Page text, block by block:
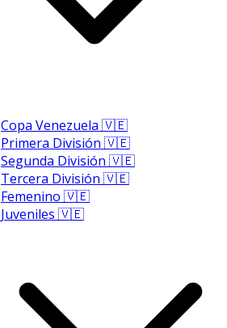
Copa Venezuela 🇻🇪
Primera División 🇻🇪
Segunda División 🇻🇪
Tercera División 🇻🇪
Femenino 🇻🇪
Juveniles 🇻🇪